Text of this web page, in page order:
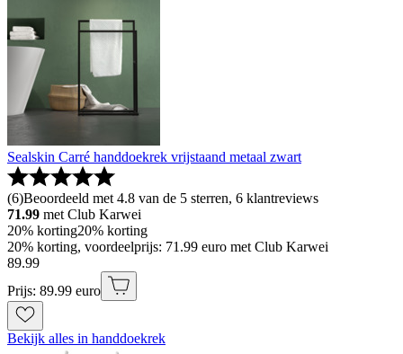
Sealskin Carré handdoekrek vrijstaand metaal zwart
(6)Beoordeeld met 4.8 van de 5 sterren, 6 klantreviews
71.99 met Club Karwei
20% korting20% korting
20% korting, voordeelprijs: 71.99 euro met Club Karwei
89.99
Prijs: 89.99 euro
Bekijk alles in handdoekrek